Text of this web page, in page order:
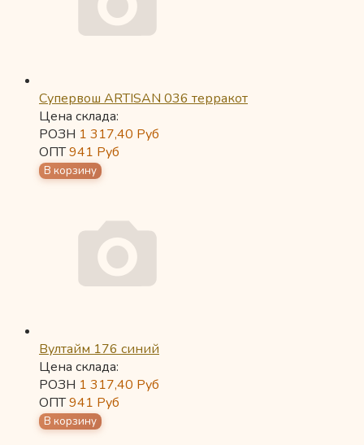
Супервош ARTISAN 036 терракот
Цена склада:
РОЗН 1 317,40 Руб
ОПТ941 Руб
Вултайм 176 синий
Цена склада:
РОЗН 1 317,40 Руб
ОПТ941 Руб